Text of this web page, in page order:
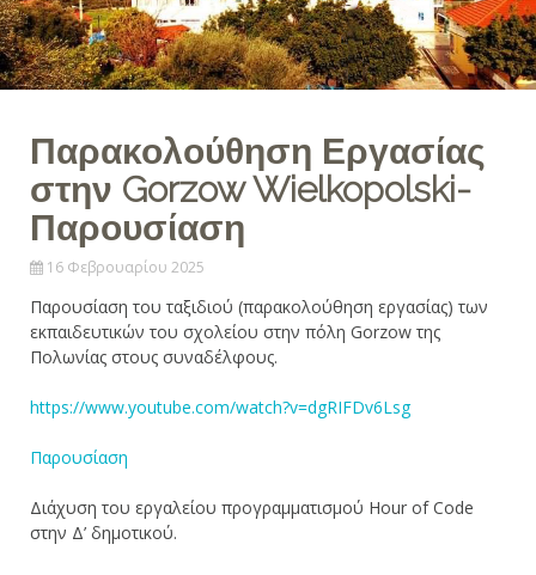
Παρακολούθηση Εργασίας
στην Gorzow Wielkopolski-
Παρουσίαση
16 Φεβρουαρίου 2025
Παρουσίαση του ταξιδιού (παρακολούθηση εργασίας) των
εκπαιδευτικών του σχολείου στην πόλη Gorzow της
Πολωνίας στους συναδέλφους.
https://www.youtube.com/watch?v=dgRIFDv6Lsg
Παρουσίαση
Διάχυση του εργαλείου προγραμματισμού Hour of Code
στην Δ’ δημοτικού.